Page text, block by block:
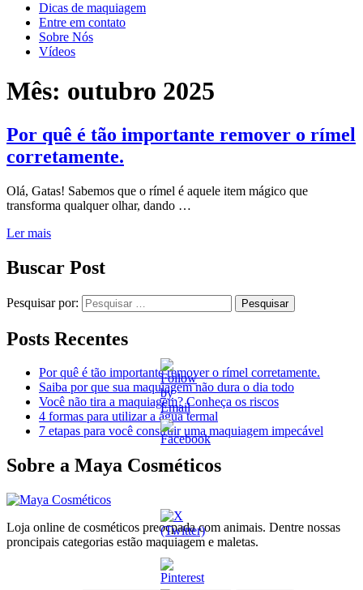
Dicas de maquiagem
Entre em contato
Sobre Nós
Vídeos
Mês: outubro 2025
Por quê é tão importante remover o rímel
corretamente.
Olá, Gatas! Sabemos que o rímel é aquele item mágico que
transforma qualquer olhar, dando …
Ler mais
Buscar Post
Pesquisar por:
Posts Recentes
Por quê é tão importante remover o rímel corretamente.
Saiba por que sua maquiagem não dura o dia todo
Você não tira a maquiagem? Conheça os riscos
4 formas para utilizar a água termal
7 etapas para você construir uma maquiagem impecável
Sobre a Maya Cosméticos
Loja online de cosméticos preocpada com animais. Dentre nossas
proncipais categorias estão maquiagem e maletas.